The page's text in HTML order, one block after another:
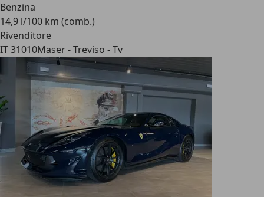
Benzina
14,9 l/100 km (comb.)
Rivenditore
IT 31010Maser - Treviso - Tv